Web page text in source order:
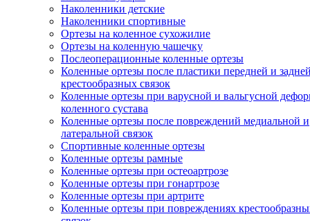
Наколенники детские
Наколенники спортивные
Ортезы на коленное сухожилие
Ортезы на коленную чашечку
Послеоперационные коленные ортезы
Коленные ортезы после пластики передней и
крестообразных связок
Коленные ортезы при варусной и вальгусной
коленного сустава
Коленные ортезы после повреждений медиальной и
латеральной связок
Спортивные коленные ортезы
Коленные ортезы рамные
Коленные ортезы при остеоартрозе
Коленные ортезы при гонартрозе
Коленные ортезы при артрите
Коленные ортезы при повреждениях